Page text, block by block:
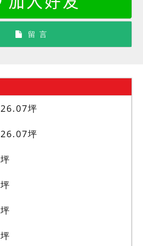
留 言
26.07坪
26.07坪
坪
坪
坪
坪